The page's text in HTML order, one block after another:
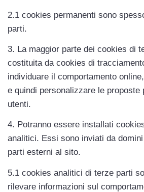
2.1 cookies permanenti sono
parti.
3. La maggior parte dei cookies di
costituita da cookies di
individuare il comportamento
e quindi personalizzare le proposte
utenti.
4. Potranno essere installati
analitici. Essi sono inviati da
parti esterni al sito.
5.1 cookies analitici di terze parti
rilevare informazioni sul